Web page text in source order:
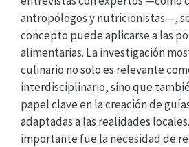
antropólogos y nutricionistas—,
concepto puede aplicarse a las
alimentarias. La investigación
culinario no solo es relevante
interdisciplinario, sino que
papel clave en la creación de
adaptadas a las realidades
importante fue la necesidad de